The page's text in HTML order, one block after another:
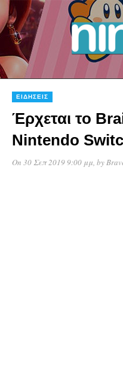
ΕΙΔΉΣΕΙΣ
Έρχεται το
Nintendo
On 30 Σεπ 2019 9:00 μμ, by